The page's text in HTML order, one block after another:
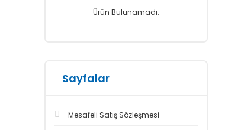
Ürün Bulunamadı.
Sayfalar
Mesafeli Satış Sözleşmesi